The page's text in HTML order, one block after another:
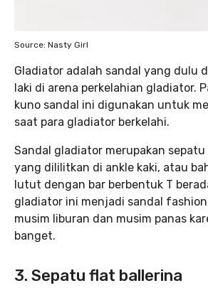
Source: Nasty Girl
Gladiator adalah sandal yang dulu
laki di arena perkelahian gladiator.
kuno sandal ini digunakan untuk
saat para gladiator berkelahi.
Sandal gladiator merupakan
yang dililitkan di ankle kaki, atau
lutut dengan bar berbentuk T
gladiator ini menjadi sandal
musim liburan dan musim panas
banget.
3. Sepatu flat ballerina